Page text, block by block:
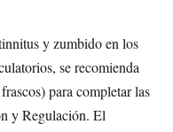
y zumbido en los
se recomienda
para completar las
y Regulación. El